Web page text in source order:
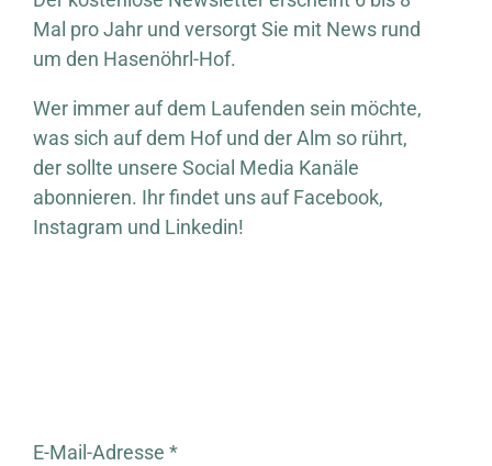
Mal pro Jahr und versorgt Sie mit News rund
um den Hasenöhrl-Hof.
Wer immer auf dem Laufenden sein möchte,
was sich auf dem Hof und der Alm so rührt,
der sollte unsere Social Media Kanäle
abonnieren. Ihr findet uns auf Facebook,
Instagram und Linkedin!
E-Mail-Adresse *